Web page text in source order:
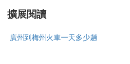
擴展閱讀
廣州到梅州火車一天多少趟